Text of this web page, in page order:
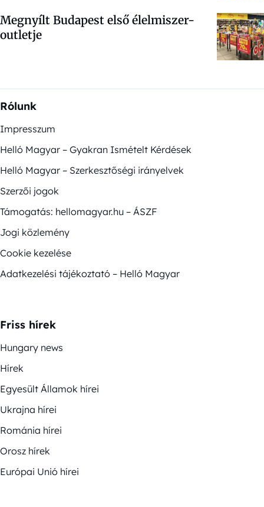
Megnyílt Budapest első élelmiszer-
outletje
Rólunk
Impresszum
Helló Magyar – Gyakran Ismételt Kérdések
Helló Magyar – Szerkesztőségi irányelvek
Szerzői jogok
Támogatás: hellomagyar.hu – ÁSZF
Jogi közlemény
Cookie kezelése
Adatkezelési tájékoztató – Helló Magyar
Friss hírek
Hungary news
Hírek
Egyesült Államok hírei
Ukrajna hírei
Románia hírei
Orosz hírek
Európai Unió hírei